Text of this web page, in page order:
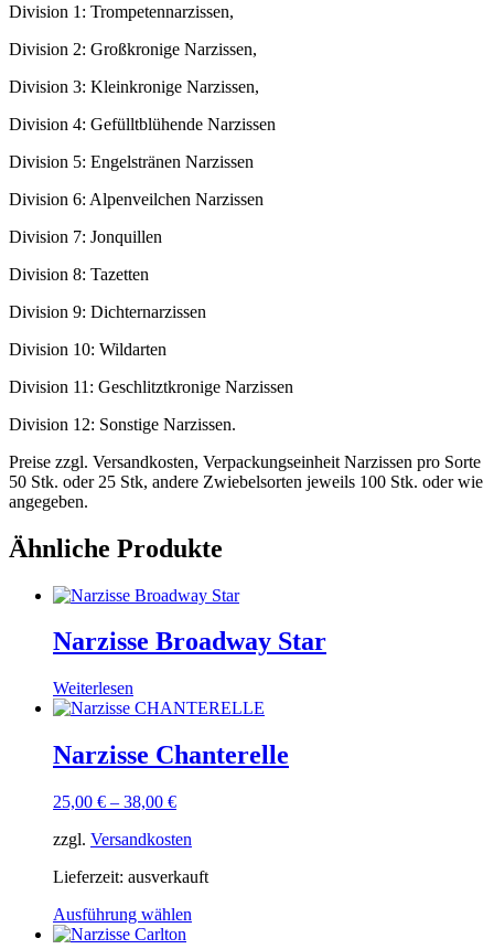
Division 1: Trompetennarzissen,
Division 2: Großkronige Narzissen,
Division 3: Kleinkronige Narzissen,
Division 4: Gefülltblühende Narzissen
Division 5: Engelstränen Narzissen
Division 6: Alpenveilchen Narzissen
Division 7: Jonquillen
Division 8: Tazetten
Division 9: Dichternarzissen
Division 10: Wildarten
Division 11: Geschlitztkronige Narzissen
Division 12: Sonstige Narzissen.
Preise zzgl. Versandkosten, Verpackungseinheit Narzissen pro Sorte
50 Stk. oder 25 Stk, andere Zwiebelsorten jeweils 100 Stk. oder wie
angegeben.
Ähnliche Produkte
Narzisse Broadway Star
Weiterlesen
Narzisse Chanterelle
25,00 € – 38,00 €
zzgl. Versandkosten
Lieferzeit: ausverkauft
Ausführung wählen